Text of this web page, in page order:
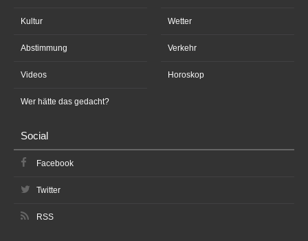
Kultur
Abstimmung
Videos
Wer hätte das gedacht?
Wetter
Verkehr
Horoskop
Social
Facebook
Twitter
RSS